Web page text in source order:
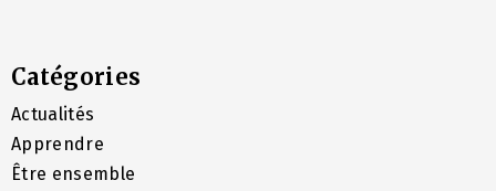
Catégories
Actualités
Apprendre
Être ensemble